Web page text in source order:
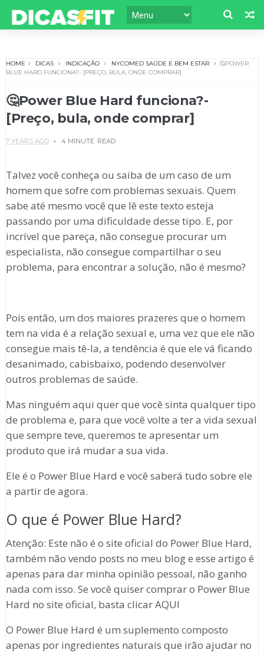
HOME DICAS INDICAÇÃO NYCOMED SAÚDE E BEM ESTAR
🤔POWER
BLUE HARD FUNCIONA?- [PREÇO, BULA, ONDE COMPRAR]
🤔Power Blue Hard funciona?-
[Preço, bula, onde comprar]
7 YEARS AGO 4 MINUTE READ
Talvez você conheça ou saiba de um caso de um
homem que sofre com problemas sexuais. Quem
sabe até mesmo você que lê este texto esteja
passando por uma dificuldade desse tipo. E, por
incrível que pareça, não consegue procurar um
especialista, não consegue compartilhar o seu
problema, para encontrar a solução, não é mesmo?
Pois então, um dos maiores prazeres que o homem
tem na vida é a relação sexual e, uma vez que ele não
consegue mais tê-la, a tendência é que ele vá ficando
desanimado, cabisbaixo, podendo desenvolver
outros problemas de saúde.
Mas ninguém aqui quer que você sinta qualquer tipo
de problema e, para que você volte a ter a vida sexual
que sempre teve, queremos te apresentar um
produto que irá mudar a sua vida.
Ele é o Power Blue Hard e você saberá tudo sobre ele
a partir de agora.
O que é Power Blue Hard?
Atenção: Este não é o site oficial do Power Blue Hard,
também não vendo posts no meu blog e esse artigo é
apenas para dar minha opinião pessoal, não ganho
nada com isso. Se você quiser comprar o Power Blue
Hard no site oficial, basta clicar AQUI
O Power Blue Hard é um suplemento composto
apenas por ingredientes naturais que irão ajudar no